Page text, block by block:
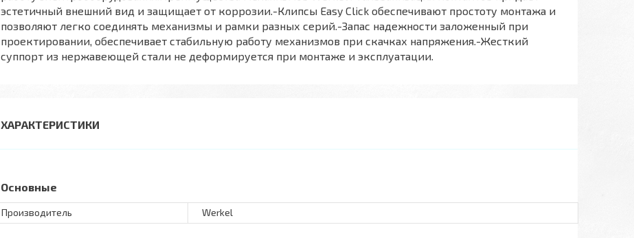
эстетичный внешний вид и защищает от коррозии.-Клипсы Easy Click обеспечивают простоту монтажа и
позволяют легко соединять механизмы и рамки разных серий.-Запас надежности заложенный при
проектировании, обеспечивает стабильную работу механизмов при скачках напряжения.-Жесткий
суппорт из нержавеющей стали не деформируется при монтаже и эксплуатации.
ХАРАКТЕРИСТИКИ
Основные
Производитель Werkel